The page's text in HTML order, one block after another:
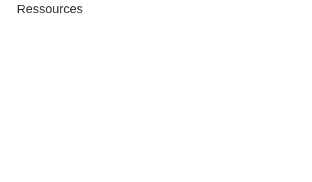
Ressources